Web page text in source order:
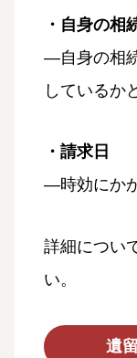
・自身の相
―自身の相
しているか
・請求日
―時効にか
詳細につい
い。
遺